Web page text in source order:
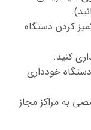
کردن دستگاه
کنید.
خودداری
به مراکز مجاز